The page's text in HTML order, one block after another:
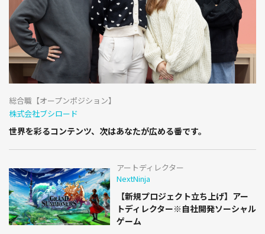
総合職【オープンポジション】
株式会社ブシロード
世界を彩るコンテンツ、次はあなたが広める番です。
アートディレクター
NextNinja
【新規プロジェクト立ち上げ】アー
トディレクター※自社開発ソーシャル
ゲーム